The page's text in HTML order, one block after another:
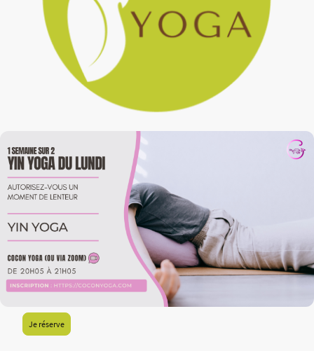
Je réserve